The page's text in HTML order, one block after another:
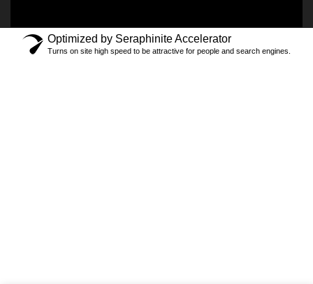
Optimized by Seraphinite Accelerator
Turns on site high speed to be attractive for people and search engines.